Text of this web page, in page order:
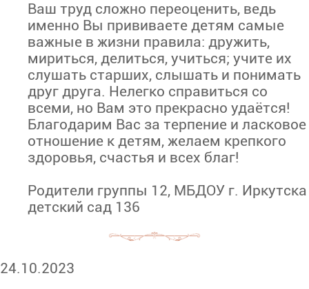
Ваш труд сложно переоценить, ведь
именно Вы прививаете детям самые
важные в жизни правила: дружить,
мириться, делиться, учиться; учите их
слушать старших, слышать и понимать
друг друга. Нелегко справиться со
всеми, но Вам это прекрасно удаётся!
Благодарим Вас за терпение и ласковое
отношение к детям, желаем крепкого
здоровья, счастья и всех благ!
Родители группы 12, МБДОУ г. Иркутска
детский сад 136
24.10.2023